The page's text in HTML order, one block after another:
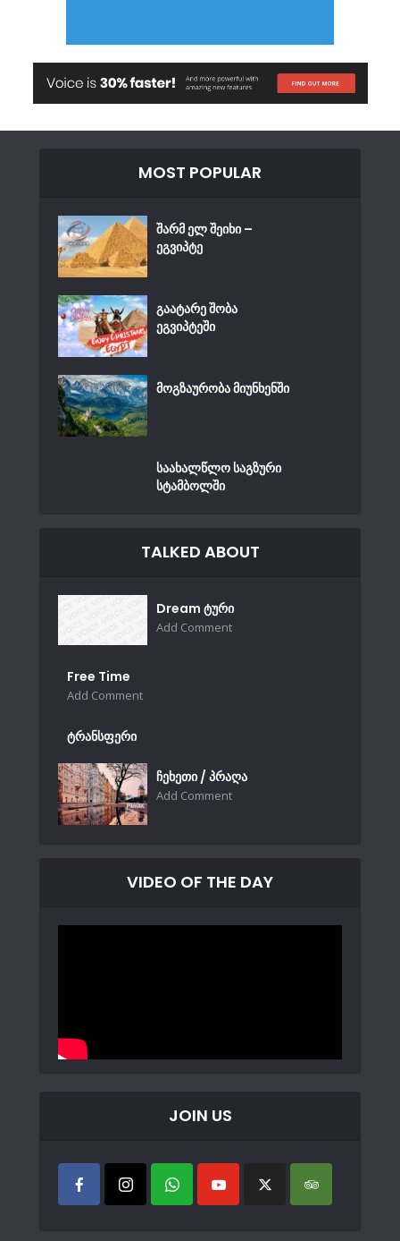
MOST POPULAR
შარმ ელ შეიხი –
ეგვიპტე
გაატარე შობა
ეგვიპტეში
მოგზაურობა მიუნხენში
საახალწლო საგზური
სტამბოლში
TALKED ABOUT
Dream ტური
Add Comment
Free Time
Add Comment
ტრანსფერი
ჩეხეთი / პრაღა
Add Comment
VIDEO OF THE DAY
JOIN US